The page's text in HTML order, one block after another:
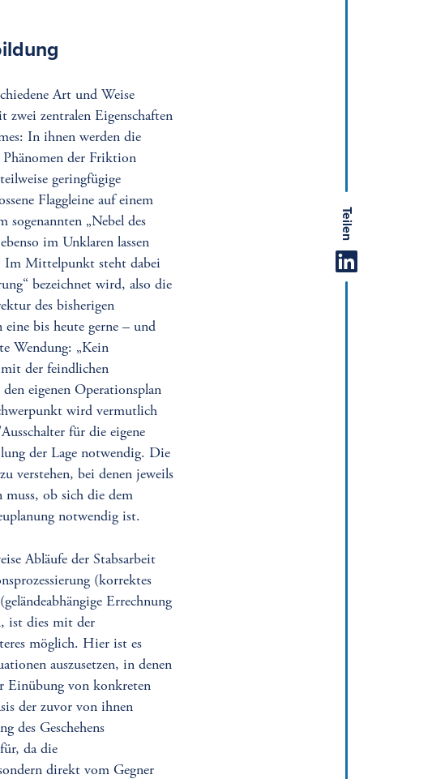
Art und Weise
zwei zentralen Eigenschaften
In ihnen werden die
Phänomen der Friktion
geringfügige
Flaggleine auf einem
sogenannten „Nebel des
im Unklaren lassen
Im Mittelpunkt steht dabei
bezeichnet wird, also die
des bisherigen
bis heute gerne – und
Wendung: „Kein
der feindlichen
eigenen Operationsplan
wird vermutlich
für die eigene
der Lage notwendig. Die
verstehen, bei denen jeweils
ob sich die dem
notwendig ist.
Abläufe der Stabsarbeit
(korrektes
Errechnung
ist dies mit der
möglich. Hier ist es
auszusetzen, in denen
Einübung von konkreten
der zuvor von ihnen
des Geschehens
da die
direkt vom Gegner
Teilen